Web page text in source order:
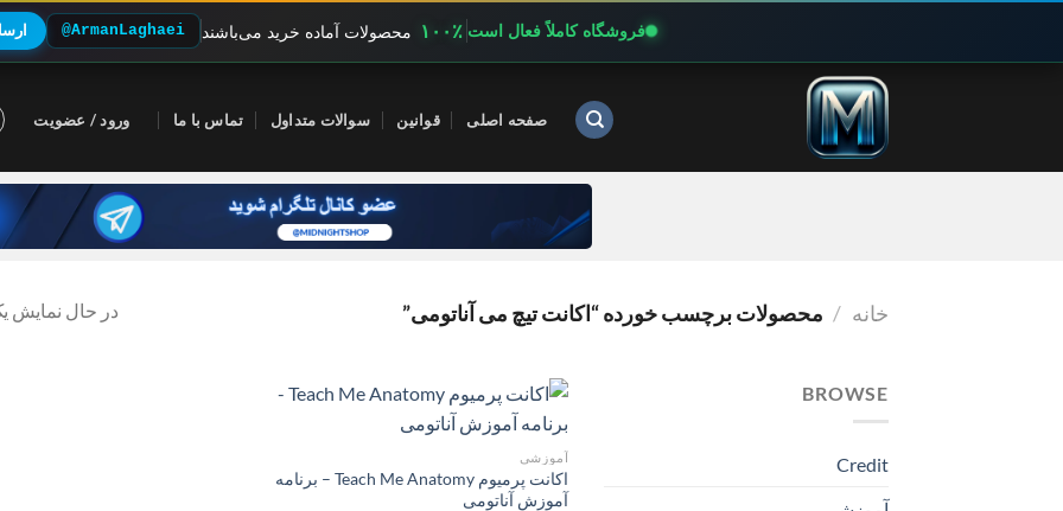
فروشگاه کاملاً فعال است ۱۰۰٪ محصولات آماده خرید می‌باشند @ArmanLaghaei
صفحه اصلی قوانین سوالات متداول تماس با ما ورود / عضویت
خانه / محصولات برچسب خورده “اکانت تیچ می آناتومی” در حال نمایش
BROWSE
Credit
آموزشی
اکانت پرمیوم Teach Me Anatomy – برنامه
آموزش آناتومی